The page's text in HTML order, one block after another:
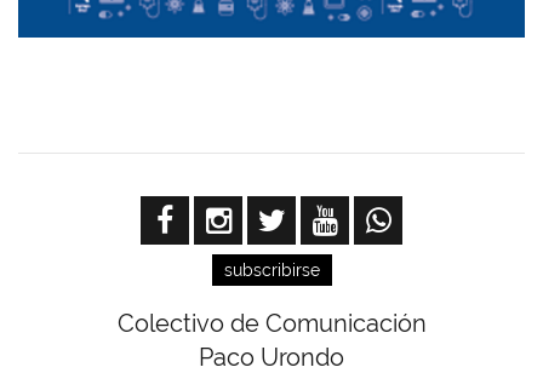
subscribirse
Colectivo de Comunicación
Paco Urondo